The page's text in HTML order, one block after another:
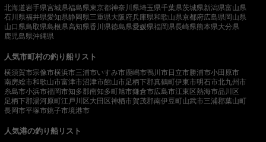
北海道岩手県宮城県福島県東京都神奈川県埼玉県千葉県茨城県新潟県富山県
石川県福井県愛知県静岡県三重県大阪府兵庫県和歌山県京都府広島県岡山県
山口県鳥取県島根県高知県香川県徳島県愛媛県福岡県長崎県熊本県大分県
鹿児島県沖縄県
人気市町村の釣り船リスト
横須賀市宗像市横浜市三浦市いすみ市鹿嶋市鴨川市 日立市勝浦市小田原市
南房総市和歌山市富津市沼津市館山市足柄下郡真鶴町伊東市明石市北九州市
糸島市小浜市福岡市知多郡南知多町旭市鎌倉市広島市江東区熱海市品川区
足柄下郡湯河原町江戸川区 大田区神栖市賀茂郡南伊豆町山武市三浦郡葉山町
長岡市平塚市銚子市境港市
人気港の釣り船リスト